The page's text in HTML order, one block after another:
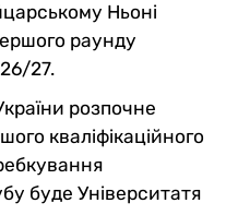
Ньоні
раунду
27.
розпочне
кваліфікаційного
буде Університатя